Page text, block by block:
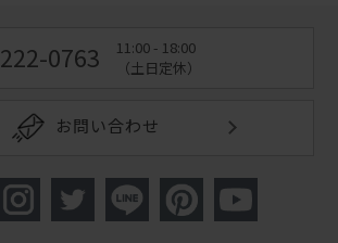
0763
11:00 - 18:00
（土日定休）
お問い合わせ